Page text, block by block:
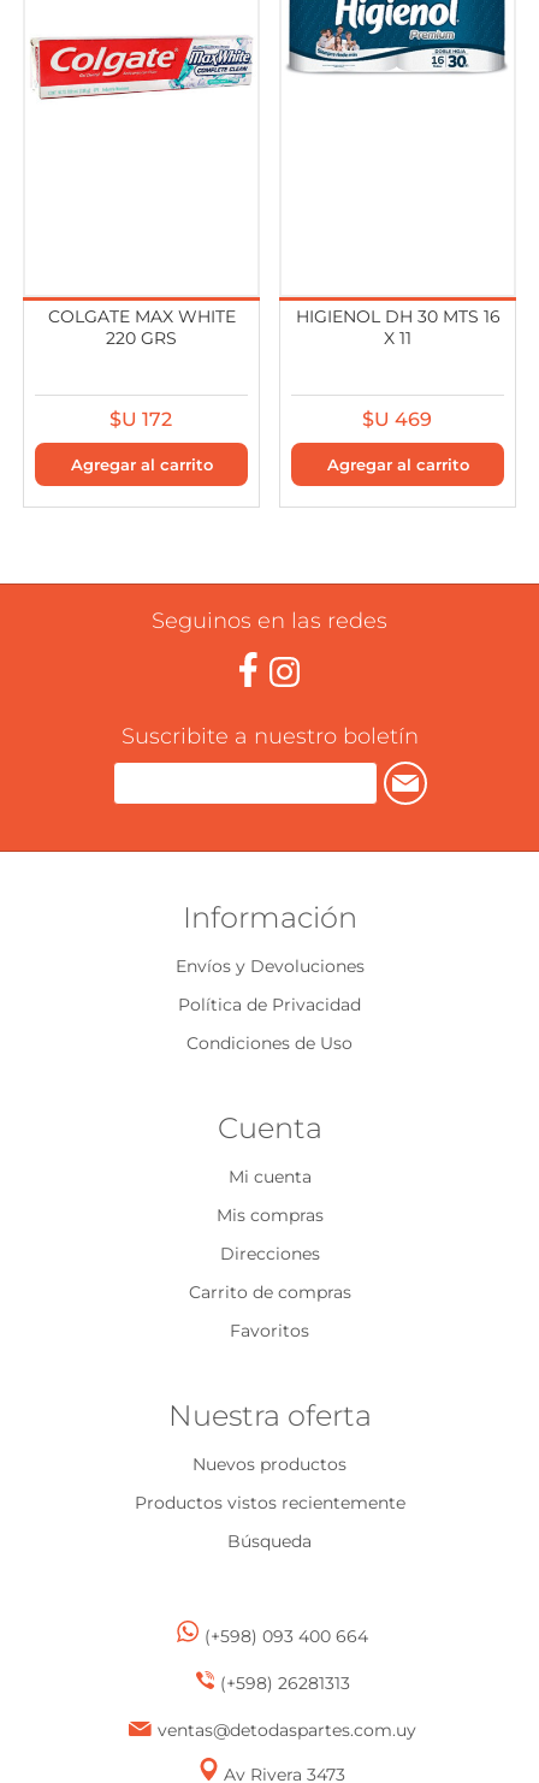
COLGATE MAX WHITE
220 GRS
$U 172
HIGIENOL DH 30 MTS 16
X 11
$U 469
Seguinos en las redes
Suscribite a nuestro boletín
Información
Envíos y Devoluciones
Política de Privacidad
Condiciones de Uso
Cuenta
Mi cuenta
Mis compras
Direcciones
Carrito de compras
Favoritos
Nuestra oferta
Nuevos productos
Productos vistos recientemente
Búsqueda
(+598) 093 400 664
(+598) 26281313
ventas@detodaspartes.com.uy
Av Rivera 3473